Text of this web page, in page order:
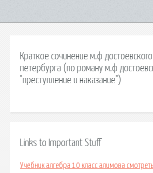
Краткое сочинение м.ф
петербурга (по роману м.ф
"преступление и наказание")
Links to Important Stuff
Учебник алгебра 10 класс алимова